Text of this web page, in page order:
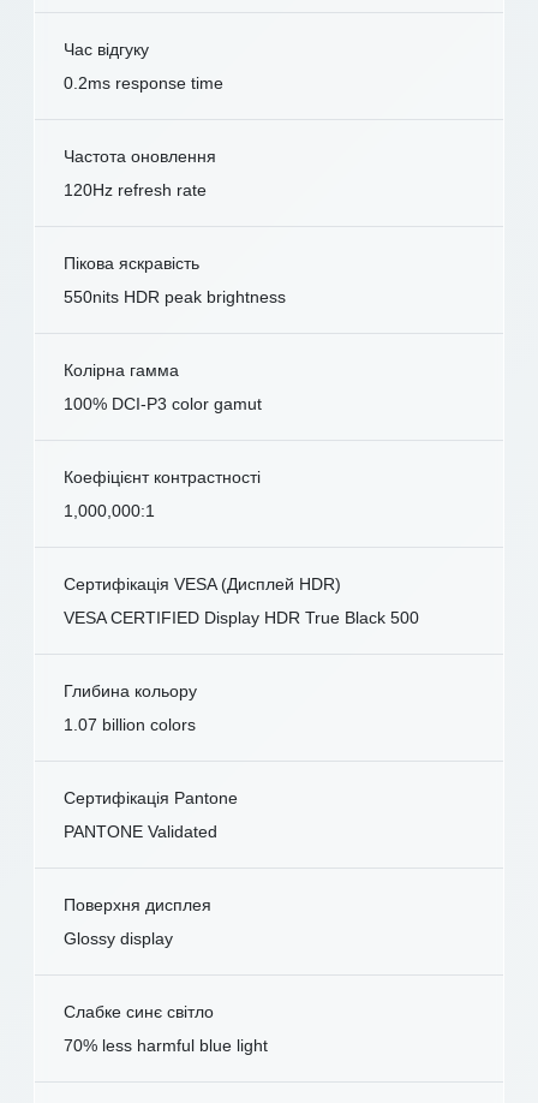
Час відгуку
0.2ms response time
Частота оновлення
120Hz refresh rate
Пікова яскравість
550nits HDR peak brightness
Колірна гамма
100% DCI-P3 color gamut
Коефіцієнт контрастності
1,000,000:1
Сертифікація VESA (Дисплей HDR)
VESA CERTIFIED Display HDR True Black 500
Глибина кольору
1.07 billion colors
Сертифікація Pantone
PANTONE Validated
Поверхня дисплея
Glossy display
Слабке синє світло
70% less harmful blue light